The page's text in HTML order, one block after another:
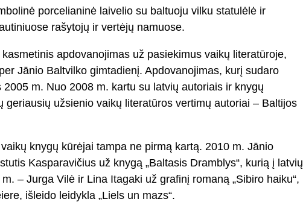
porcelianinė laivelio su baltuoju vilku statulėlė ir
rašytojų ir vertėjų namuose.
apdovanojimas už pasiekimus vaikų literatūroje,
Jānio Baltvilko gimtadienį. Apdovanojimas, kurį sudaro
m. Nuo 2008 m. kartu su latvių autoriais ir knygų
geriausių užsienio vaikų literatūros vertimų autoriai – Baltijos
knygų kūrėjai tampa ne pirmą kartą. 2010 m. Jānio
Kasparavičius už knygą „Baltasis Dramblys“, kurią į latvių
– Jurga Vilė ir Lina Itagaki už grafinį romaną „Sibiro haiku“,
išleido leidykla „Liels un mazs“.